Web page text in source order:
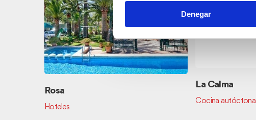
Denegar
Rosa
Hoteles
La Calma
Cocina autóctona